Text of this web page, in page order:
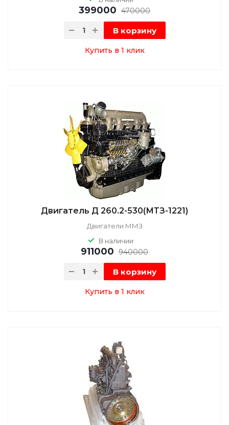
399000 470000
В корзину
Купить в 1 клик
Двигатель Д 260.2-530(МТЗ-1221)
Двигатели ММЗ
В наличии
911000 940000
В корзину
Купить в 1 клик